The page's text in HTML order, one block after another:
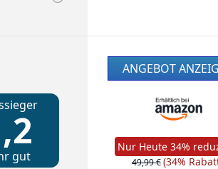
gut
ANGEBOT
Nur Heute 34%
49,99 €(34%